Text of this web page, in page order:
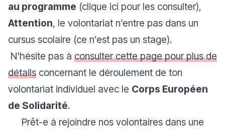
au programme (clique ici pour les consulter),
Attention, le volontariat n’entre pas dans un
cursus scolaire (ce n’est pas un stage).
N'hésite pas à consulter cette page pour plus de
détails concernant le déroulement de ton
volontariat individuel avec le Corps Européen
de Solidarité.
Prêt-e à rejoindre nos volontaires dans une